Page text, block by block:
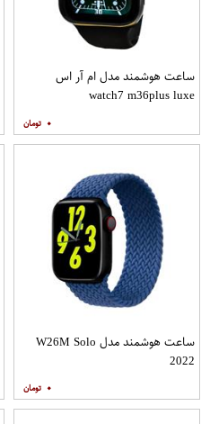
ساعت هوشمند مدل ام آر اس
watch7 m36plus luxe
۰
ساعت هوشمند مدل W26M Solo
2022
۰